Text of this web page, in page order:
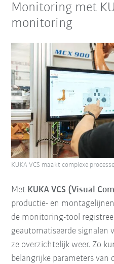
Monitoring met
monitoring
Met KUKA VCS (Visual
productie- en
de monitoring-tool
geautomatiseerde signalen
ze overzichtelijk weer. Zo
belangrijke parameters van
KUKA VCS maakt complexe